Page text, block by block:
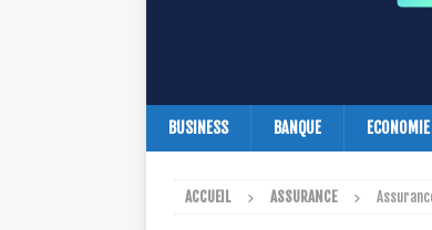
BUSINESS BANQUE ECONOMIE
ACCUEIL ASSURANCE